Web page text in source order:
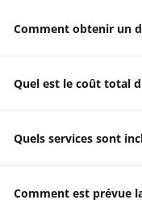
Fermé
Un
Comment obtenir un
Quel est le coût total
Quels services sont
Comment est prévue